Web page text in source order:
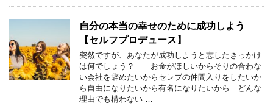
自分の本当の幸せのために成功しよう
【セルフプロデュース】
突然ですが、あなたが成功しようと志したきっかけ
は何でしょう？ お金がほしいからそりの合わな
い会社を辞めたいからセレブの仲間入りをしたいか
ら自由になりたいから有名になりたいから どんな
理由でも構わない …